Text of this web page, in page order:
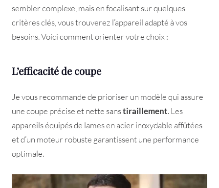
sembler complexe, mais en focalisant sur quelques
critères clés, vous trouverez l’appareil adapté à vos
besoins. Voici comment orienter votre choix :
L’efficacité de coupe
Je vous recommande de prioriser un modèle qui assure
une coupe précise et nette sanstiraillement. Les
appareils équipés de lames en acier inoxydable affûtées
et d’un moteur robuste garantissent une performance
optimale.